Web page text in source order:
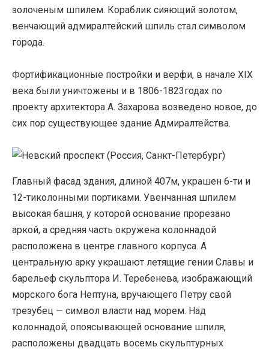
золоченым шпилем. Кораблик сияющий золотом,
венчающий адмиралтейский шпиль стал символом
города.
Фортификационные постройки и верфи, в начале XIX
века были уничтожены и в 1806-1823годах по
проекту архитектора А. Захарова возведено новое, до
сих пор существующее здание Адмиралтейства.
Главный фасад здания, длиной 407м, украшен 6-ти и
12-тиколонными портиками. Увенчанная шпилем
высокая башня, у которой основание прорезано
аркой, а средняя часть окружена колоннадой
расположена в центре главного корпуса. А
центральную арку украшают летящие гении Славы и
барельеф скульптора И. Теребенева, изображающий
морского бога Нептуна, вручающего Петру свой
трезубец — символ власти над морем. Над
колоннадой, опоясывающей основание шпиля,
расположены двадцать восемь скульптурных